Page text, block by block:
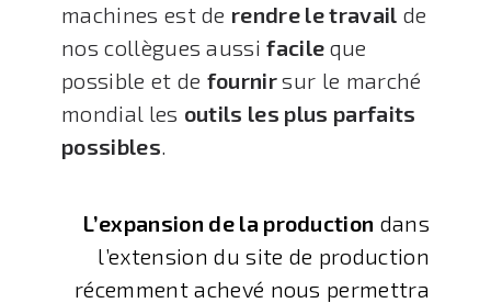
machines est de rendre le travail de
nos collègues aussifacile que
possible et de fournirsur le marché
mondial les outils les plus parfaits
possibles.
L’expansion de la production dans
l’extension du site de production
récemment achevé nous permettra